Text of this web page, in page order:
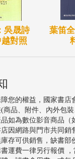
吳晟詩
對照
葉笛
您的權益，國家書店
商品、附件、內外包
如為數位影音商品
店因網路與門市共同
存可供銷售，缺書部
運費一律另行報價